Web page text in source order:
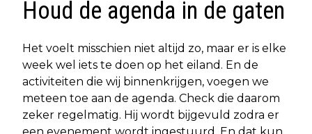
Houd de agenda in de gaten
Het voelt misschien niet altijd zo, maar er is elke
week wel iets te doen op het eiland. En de
activiteiten die wij binnenkrijgen, voegen we
meteen toe aan de agenda. Check die daarom
zeker regelmatig. Hij wordt bijgevuld zodra er
een evenement wordt ingestuurd. En dat kun